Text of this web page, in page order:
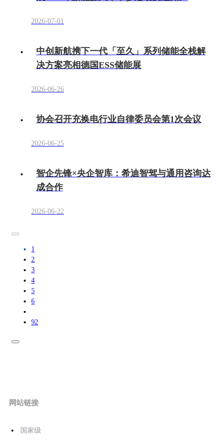
2026-07-01
中创新航携下一代「至久」系列储能全栈解
决方案亮相德国ESS储能展
2026-06-26
协会召开充换电行业自律委员会第1次会议
2026-06-25
智企先锋×央企智库：希迪智驾与通用咨询达
成合作
2026-06-22
1
2
3
4
5
6
92
网站链接
国家级